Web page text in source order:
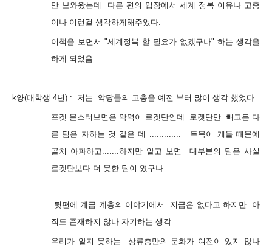
만 보와왔는데 다른 편의 입장에서 세계 정복 이유나 고충
이나 이런걸 생각하게해주었다.
이책을 보면서 "세계정복 할 필요가 없겠구나" 하는 생각을
하게 되었음
k양(대학생 4년) : 저는 악당들의 고충을 예전 부터 많이 생각 했었다.
포켓 몬스터보면은 악역이 로켓단인데 로켓단만 빼고든 다
른 팀은 자하는 것 같은 데 ............. 두목이 게들 때문에
골치 아파하고.......하지만 알고 보면 대부분의 팀은 사실
로켓단보다 더 못한 팀이 였구나
뒷편에 계급 계충의 이야기에서 지금은 없다고 하지만 아
직도 존재하지 않나 자기하는 생각
우리가 알지 못하는 상류층만의 문화가 여전이 있지 않나